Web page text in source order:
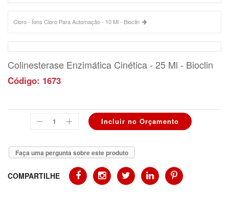
Cloro - Íons Cloro Para Automação - 10 Ml - Bioclin
Colinesterase Enzimática Cinética - 25 Ml - Bioclin
Código: 1673
Faça uma pergunta sobre este produto
COMPARTILHE